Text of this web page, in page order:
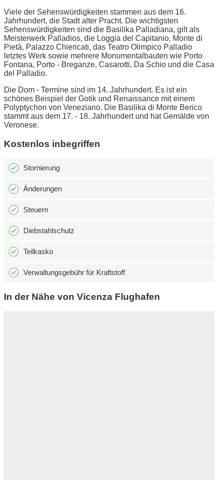
Viele der Sehenswürdigkeiten stammen aus dem 16.
Jahrhundert, die Stadt alter Pracht. Die wichtigsten
Sehenswürdigkeiten sind die Basilika Palladiana, gilt als
Meisterwerk Palladios, die Loggia del Capitanio, Monte di
Pietà, Palazzo Chiericati, das Teatro Olimpico Palladio
letztes Werk sowie mehrere Monumentalbauten wie Porto
Fontana, Porto - Breganze, Casarotti, Da Schio und die Casa
del Palladio.
Die Dom - Termine sind im 14. Jahrhundert. Es ist ein
schönes Beispiel der Gotik und Renaissance mit einem
Polyptychon von Veneziano. Die Basilika di Monte Berico
stammt aus dem 17. - 18. Jahrhundert und hat Gemälde von
Veronese.
Kostenlos inbegriffen
Stornierung
Änderungen
Steuern
Diebstahlschutz
Teilkasko
Verwaltungsgebühr für Kraftstoff
In der Nähe von Vicenza Flughafen